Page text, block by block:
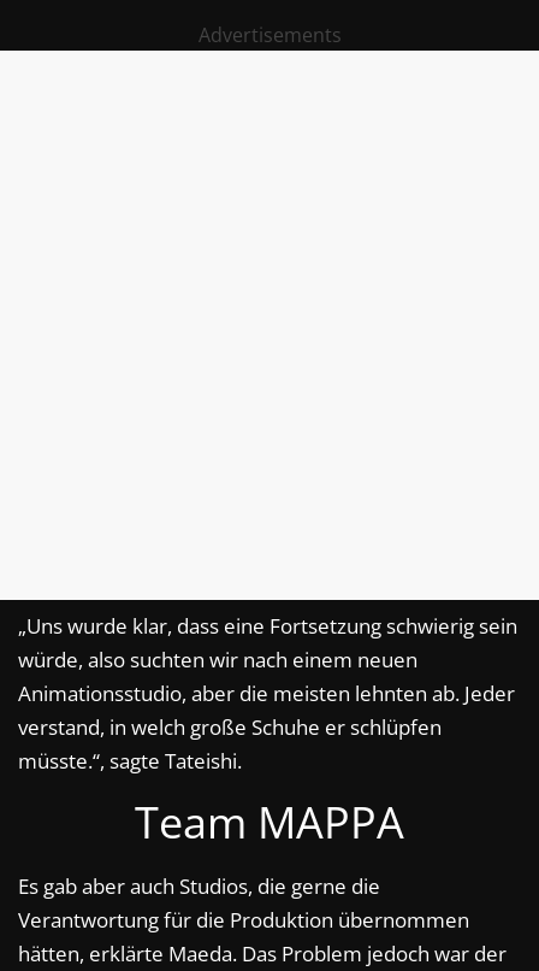
Advertisements
„Uns wurde klar, dass eine Fortsetzung schwierig sein
würde, also suchten wir nach einem neuen
Animationsstudio, aber die meisten lehnten ab. Jeder
verstand, in welch große Schuhe er schlüpfen
müsste.“, sagte Tateishi.
Team MAPPA
Es gab aber auch Studios, die gerne die
Verantwortung für die Produktion übernommen
hätten, erklärte Maeda. Das Problem jedoch war der